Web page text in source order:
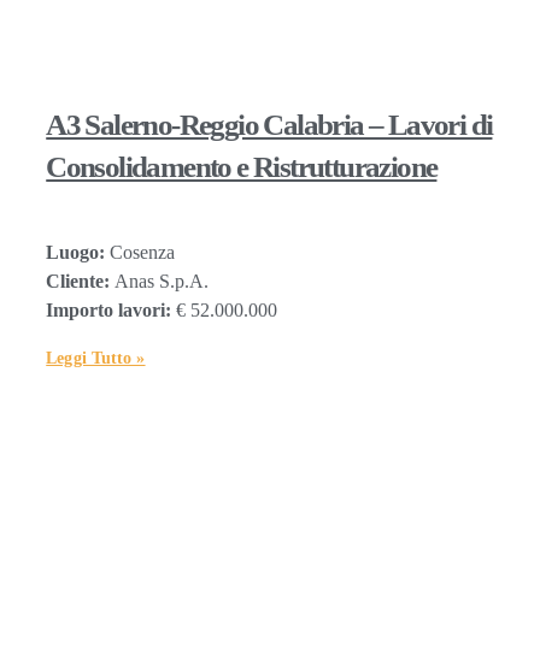
A3 Salerno-Reggio Calabria – Lavori di
Consolidamento e Ristrutturazione
Luogo:Cosenza
Cliente: Anas S.p.A.
Importo lavori:€ 52.000.000
Leggi Tutto »